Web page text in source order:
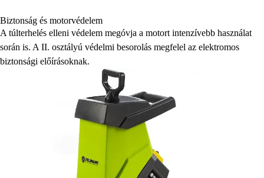
Biztonság és motorvédelem
A túlterhelés elleni védelem megóvja a motort intenzívebb használat
során is. A II. osztályú védelmi besorolás megfelel az elektromos
biztonsági előírásoknak.